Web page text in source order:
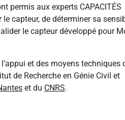
permis aux experts CAPACITÉS
le capteur, de déterminer sa
le capteur développé pour
et des moyens techniques
de Recherche en Génie Civil et
et du CNRS.